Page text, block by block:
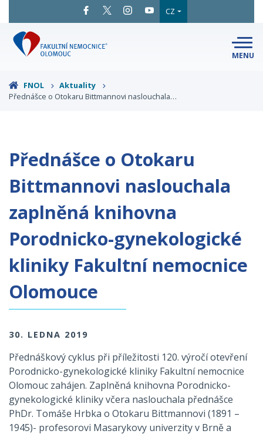
CZ
MENU
PACIENTIA NÁVŠTĚVY KLINIKYA ODDĚLENÍ
KONTAKTNÍ INFORMACE
FNOL
Aktuality
Přednášce o Otokaru Bittmannovi naslouchala…
Přednášce o Otokaru
Bittmannovi naslouchala
zaplněná knihovna
Porodnicko-gynekologické
kliniky Fakultní nemocnice
Olomouce
30. LEDNA 2019
Přednáškový cyklus při příležitosti 120. výročí otevření
Porodnicko-gynekologické kliniky Fakultní nemocnice
Olomouc zahájen. Zaplněná knihovna Porodnicko-
gynekologické kliniky včera naslouchala přednášce
PhDr. Tomáše Hrbka o Otokaru Bittmannovi (1891 –
1945)- profesorovi Masarykovy univerzity v Brně a